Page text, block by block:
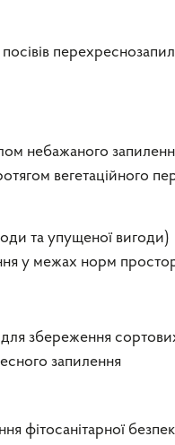
небажаного
вегетаційного
та упущеної вигоди)
у межах норм
збереження
запилення
фітосанітарної